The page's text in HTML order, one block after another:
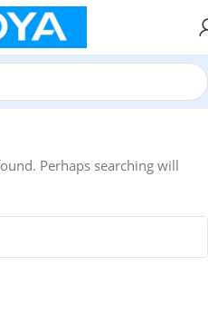
Perhaps searching will